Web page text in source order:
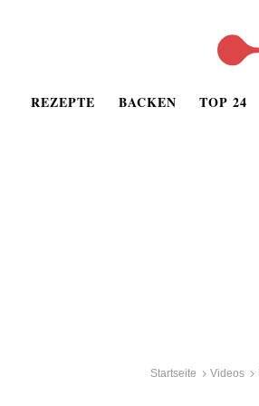
REZEPTE BACKEN TOP 24
Startseite Videos